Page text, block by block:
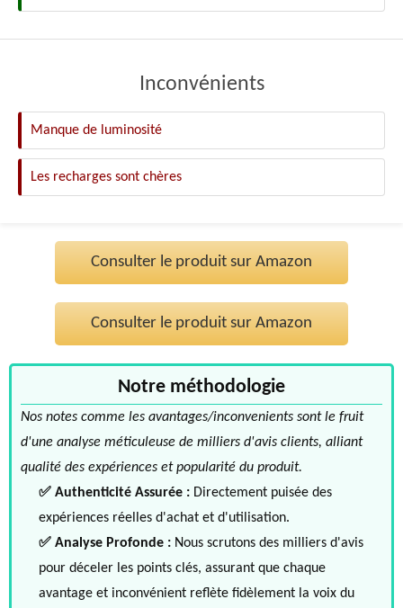
Inconvénients
Manque de luminosité
Les recharges sont chères
Consulter le produit sur Amazon
Consulter le produit sur Amazon
Notre méthodologie
Nos notes comme les avantages/inconvenients sont le fruit
d'une analyse méticuleuse de milliers d'avis clients, alliant
qualité des expériences et popularité du produit.
✅ Authenticité Assurée : Directement puisée des
expériences réelles d'achat et d'utilisation.
✅ Analyse Profonde : Nous scrutons des milliers d'avis
pour déceler les points clés, assurant que chaque
avantage et inconvénient reflète fidèlement la voix du